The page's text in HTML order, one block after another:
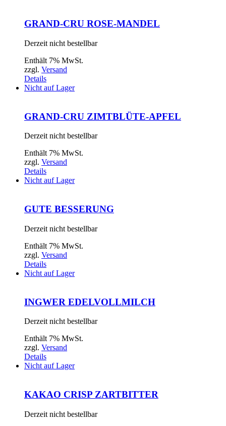
GRAND-CRU ROSE-MANDEL
Derzeit nicht bestellbar
Enthält 7% MwSt.
zzgl. Versand
Details
Nicht auf Lager
GRAND-CRU ZIMTBLÜTE-APFEL
Derzeit nicht bestellbar
Enthält 7% MwSt.
zzgl. Versand
Details
Nicht auf Lager
GUTE BESSERUNG
Derzeit nicht bestellbar
Enthält 7% MwSt.
zzgl. Versand
Details
Nicht auf Lager
INGWER EDELVOLLMILCH
Derzeit nicht bestellbar
Enthält 7% MwSt.
zzgl. Versand
Details
Nicht auf Lager
KAKAO CRISP ZARTBITTER
Derzeit nicht bestellbar